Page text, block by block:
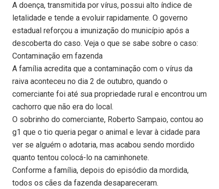
A doença, transmitida por vírus, possui alto índice de
letalidade e tende a evoluir rapidamente. O governo
estadual reforçou a imunização do município após a
descoberta do caso. Veja o que se sabe sobre o caso:
Contaminação em fazenda
A família acredita que a contaminação com o vírus da
raiva aconteceu no dia 2 de outubro, quando o
comerciante foi até sua propriedade rural e encontrou um
cachorro que não era do local.
O sobrinho do comerciante, Roberto Sampaio, contou ao
g1 que o tio queria pegar o animal e levar à cidade para
ver se alguém o adotaria, mas acabou sendo mordido
quanto tentou colocá-lo na caminhonete.
Conforme a família, depois do episódio da mordida,
todos os cães da fazenda desapareceram.